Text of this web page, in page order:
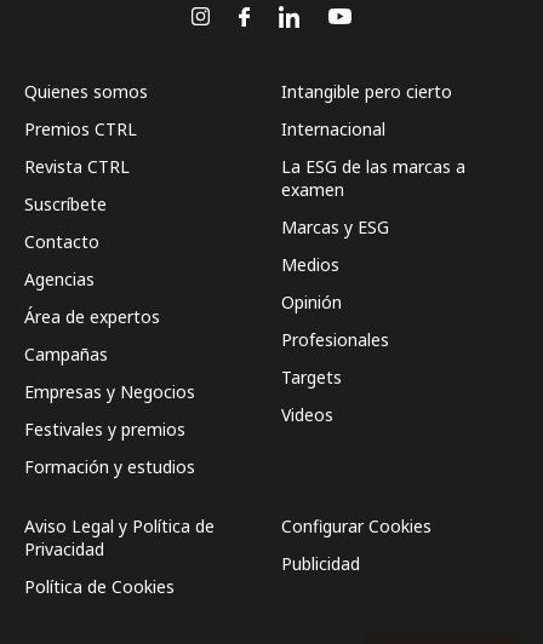
Quienes somos
Premios CTRL
Revista CTRL
Suscríbete
Contacto
Agencias
Área de expertos
Campañas
Empresas y Negocios
Festivales y premios
Formación y estudios
Intangible pero cierto
Internacional
La ESG de las marcas a
examen
Marcas y ESG
Medios
Opinión
Profesionales
Targets
Videos
Aviso Legal y Política de
Privacidad
Política de Cookies
Configurar Cookies
Publicidad